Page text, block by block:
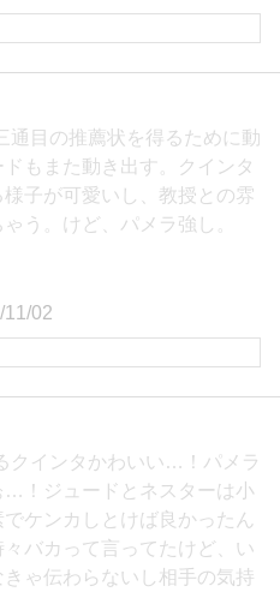
通目の推薦状を得るために動
もまた動き出す。クインタ
子が可愛いし、教授との雰
う。けど、パメラ強し。
11/02
クインタかわいい…！パメラ
…！ジュードとネスターは小
ケンカしとけば良かったん
々バカって言ってたけど、い
きゃ伝わらないし相手の気持